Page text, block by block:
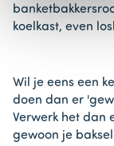
koelkast, even
Wil je eens een
doen dan er
Verwerk het dan
gewoon je